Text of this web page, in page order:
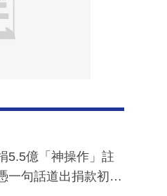
5.5億「神操作」註
一句話道出捐款初